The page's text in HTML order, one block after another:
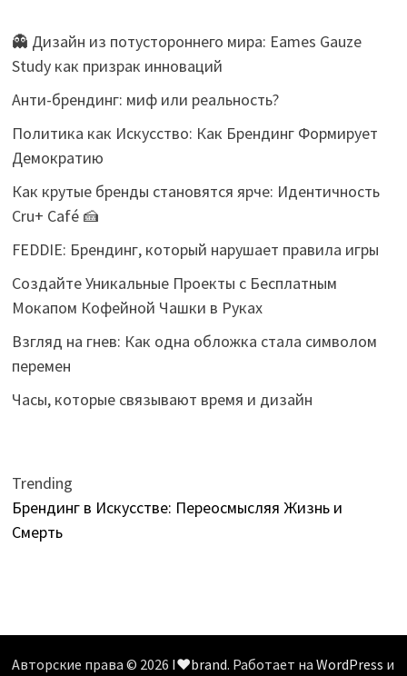
👻 Дизайн из потустороннего мира: Eames Gauze
Study как призрак инноваций
Анти-брендинг: миф или реальность?
Политика как Искусство: Как Брендинг Формирует
Демократию
Как крутые бренды становятся ярче: Идентичность
Cru+ Café 🍰
FEDDIE: Брендинг, который нарушает правила игры
Создайте Уникальные Проекты с Бесплатным
Мокапом Кофейной Чашки в Руках
Взгляд на гнев: Как одна обложка стала символом
перемен
Часы, которые связывают время и дизайн
Trending
Брендинг в Искусстве: Переосмысляя Жизнь и
Смерть
Авторские права © 2026 I❤️brand. Работает наWordPress и